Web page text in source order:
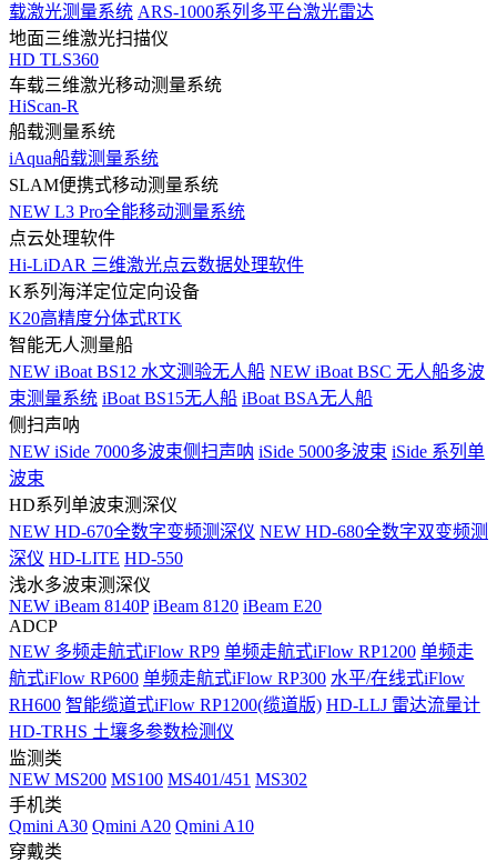
载激光测量系统 ARS-1000系列多平台激光雷达
地面三维激光扫描仪
HD TLS360
车载三维激光移动测量系统
HiScan-R
船载测量系统
iAqua船载测量系统
SLAM便携式移动测量系统
NEW L3 Pro全能移动测量系统
点云处理软件
Hi-LiDAR 三维激光点云数据处理软件
K系列海洋定位定向设备
K20高精度分体式RTK
智能无人测量船
NEW iBoat BS12 水文测验无人船 NEW iBoat BSC 无人船多波
束测量系统 iBoat BS15无人船 iBoat BSA无人船
侧扫声呐
NEW iSide 7000多波束侧扫声呐 iSide 5000多波束 iSide 系列单
波束
HD系列单波束测深仪
NEW HD-670全数字变频测深仪 NEW HD-680全数字双变频测
深仪 HD-LITE HD-550
浅水多波束测深仪
NEW iBeam 8140P iBeam 8120 iBeam E20
ADCP
NEW 多频走航式iFlow RP9 单频走航式iFlow RP1200 单频走
航式iFlow RP600 单频走航式iFlow RP300 水平/在线式iFlow
RH600 智能缆道式iFlow RP1200(缆道版) HD-LLJ 雷达流量计
HD-TRHS 土壤多参数检测仪
监测类
NEW MS200 MS100 MS401/451 MS302
手机类
Qmini A30 Qmini A20 Qmini A10
穿戴类